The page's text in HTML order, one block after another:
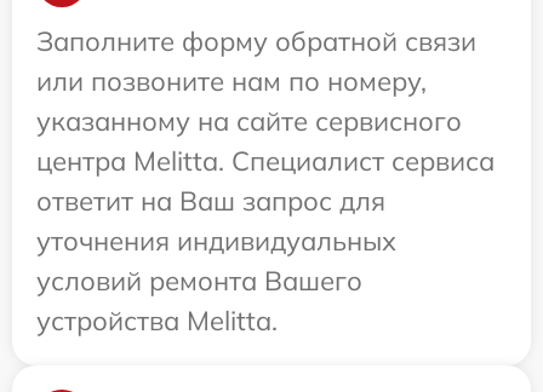
Заполните форму обратной связи
или позвоните нам по номеру,
указанному на сайте сервисного
центра Melitta. Специалист сервиса
ответит на Ваш запрос для
уточнения индивидуальных
условий ремонта Вашего
устройства Melitta.